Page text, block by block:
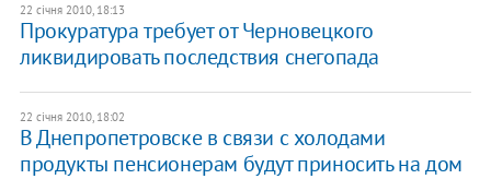
22 січня 2010, 18:13
Прокуратура требует от Черновецкого
ликвидировать последствия снегопада
22 січня 2010, 18:02
В Днепропетровске в связи с холодами
продукты пенсионерам будут приносить на дом